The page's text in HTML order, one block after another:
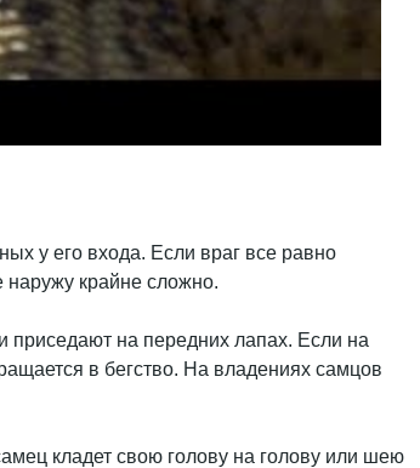
у его входа. Если враг все равно
наружу крайне сложно.
приседают на передних лапах. Если на
в бегство. На владениях самцов
кладет свою голову на голову или шею